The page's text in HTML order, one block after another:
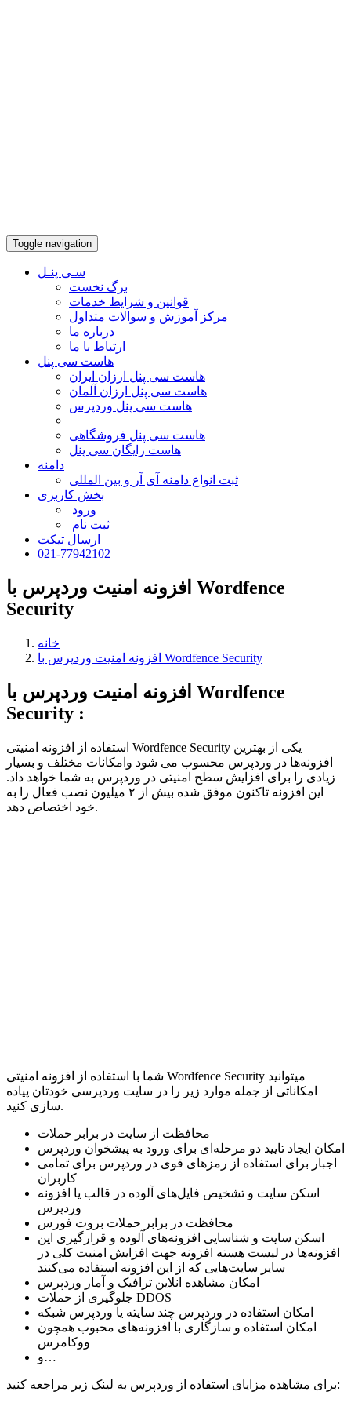
Toggle navigation
سـی پنـل
برگ نخست
قوانین و شرایط خدمات
مرکز آموزش و سوالات متداول
درباره ما
ارتباط با ما
هاست سی پنل
هاست سی پنل ارزان ایران
هاست سی پنل ارزان آلمان
هاست سی پنل وردپرس
هاست سی پنل فروشگاهی
هاست رایگان سی پنل
دامنه
ثبت انواع دامنه آی آر و بین المللی
بخش کاربری
ورود
ثبت نام
ارسال تیکت
021-77942102
افزونه امنیت وردپرس با Wordfence
Security
خانه
افزونه امنیت وردپرس با Wordfence Security
افزونه امنیت وردپرس با Wordfence
Security :
استفاده از افزونه امنیتی Wordfence Security یکی از بهترین
افزونه‌ها در وردپرس محسوب می شود وامکانات مختلف و بسیار
زیادی را برای افزایش سطح امنیتی در وردپرس به شما خواهد داد.
این افزونه تاکنون موفق شده بیش از ۲ میلیون نصب فعال را به
خود اختصاص دهد.
شما با استفاده از افزونه امنیتی Wordfence Security میتوانید
امکاناتی از جمله موارد زیر را در سایت وردپرسی خودتان پیاده
سازی کنید.
محافظت از سایت در برابر حملات
امکان ایجاد تایید دو مرحله‌ای برای ورود به پیشخوان وردپرس
اجبار برای استفاده از رمزهای قوی در وردپرس برای تمامی
کاربران
اسکن سایت و تشخیص فایل‌های آلوده در قالب یا افزونه
وردپرس
محافظت در برابر حملات بروت فورس
اسکن سایت و شناسایی افزونه‌های آلوده و قرارگیری این
افزونه‌ها در لیست هسته افزونه جهت افزایش امنیت کلی در
سایر سایت‌هایی که از این افزونه استفاده می‌کنند
امکان مشاهده انلاین ترافیک و آمار وردپرس
جلوگیری از حملات DDOS
امکان استفاده در وردپرس چند سایته یا وردپرس شبکه
امکان استفاده و سازگاری با افزونه‌های محبوب همچون
ووکامرس
و…
برای مشاهده مزایای استفاده از وردپرس به لینک زیر مراجعه کنید: